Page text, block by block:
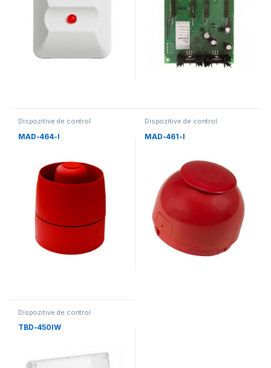
Dispozitive de control
MAD-464-I
Dispozitive de control
MAD-461-I
Dispozitive de control
TBD-450IW